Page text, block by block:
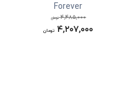
Forever
۴,۴۸۵,۰۰۰ تومان
قیمت۴,۲۰۷,۰۰۰ تومان